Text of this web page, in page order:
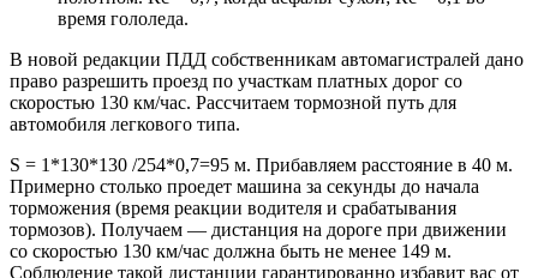
время гололеда.
В новой редакции ПДД собственникам автомагистралей дано
право разрешить проезд по участкам платных дорог со
скоростью 130 км/час. Рассчитаем тормозной путь для
автомобиля легкового типа.
S = 1*130*130 /254*0,7=95 м. Прибавляем расстояние в 40 м.
Примерно столько проедет машина за секунды до начала
торможения (время реакции водителя и срабатывания
тормозов). Получаем — дистанция на дороге при движении
со скоростью 130 км/час должна быть не менее 149 м.
Соблюдение такой дистанции гарантированно избавит вас от